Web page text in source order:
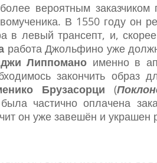
вероятным
В 1550 году он
в левый трансепт, и,
работа Джольфино уже
Липпомано именно в
закончить
Брузасорци (
была частично оплачена
он уже завешён и украшен